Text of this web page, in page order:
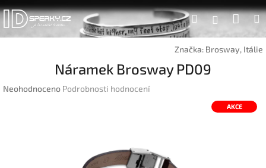
Přejít
na
obsah
Hledat
Značka: Brosway, Itálie
Náramek Brosway PD09
Průměrné
Neohodnoceno Podrobnosti hodnocení
AKCE